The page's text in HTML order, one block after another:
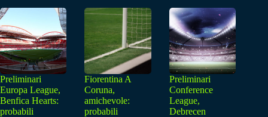
Preliminari
Europa League,
Benfica Hearts:
probabili
Fiorentina A
Coruna,
amichevole:
probabili
Preliminari
Conference
League,
Debrecen